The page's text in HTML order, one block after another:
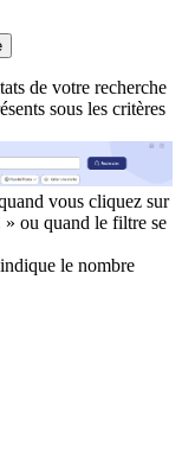
de votre recherche
sous les critères
vous cliquez sur
ou quand le filtre se
le nombre